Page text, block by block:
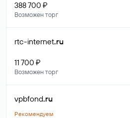
388 700 ₽
Возможен торг
rtc-internet.ru
11 700 ₽
Возможен торг
vpbfond.ru
Рекомендуем